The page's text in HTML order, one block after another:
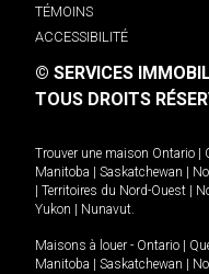
TÉMOINS
ACCESSIBILITÉ
© SERVICES
TOUS DROITS
Trouver une maison Ontario
Manitoba
Saskatchewan
Territoires du Nord-Ouest
Yukon
Nunavut.
Maisons à louer - Ontario
Manitoba
Saskatchewan